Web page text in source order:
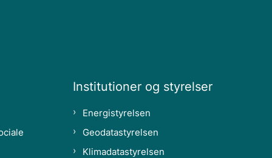
Institutioner og styrelser
Energistyrelsen
Geodatastyrelsen
Klimadatastyrelsen